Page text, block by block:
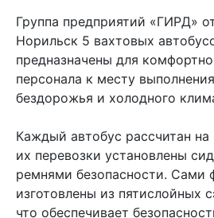
Группа предприятий «ГИРД»
Норильск 5 вахтовых
предназначены для
персонала к месту
бездорожья и холодного
Каждый автобус рассчитан
их перевозки установлены
ремнями безопасности. Сами
изготовлены из пятислойных
что обеспечивает